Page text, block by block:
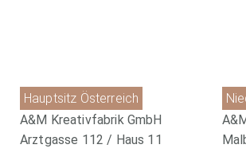
Hauptsitz Österreich
A&M Kreativfabrik GmbH
Arztgasse 112 / Haus 11